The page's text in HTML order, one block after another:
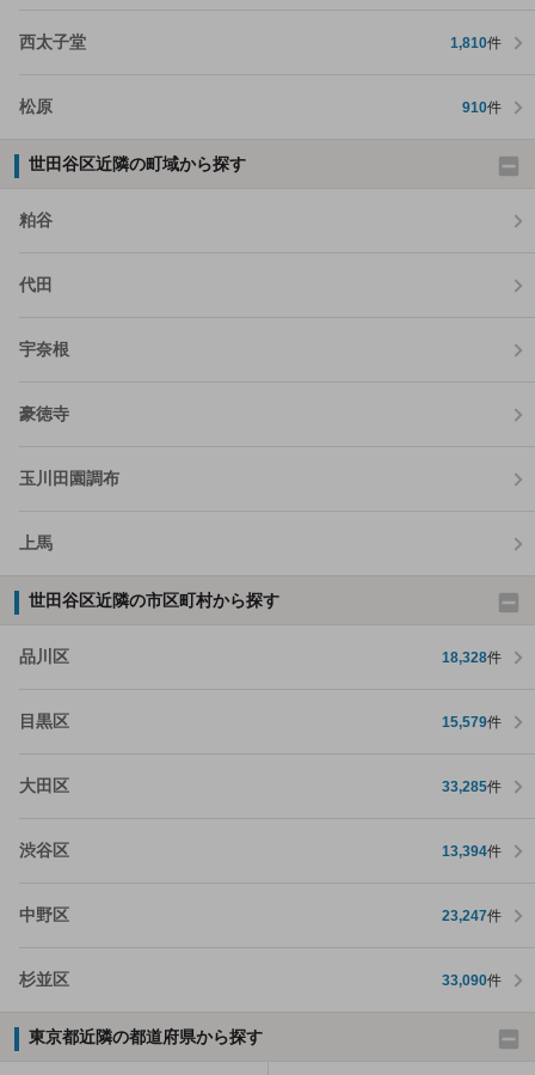
西太子堂 1,810件
松原 910件
世田谷区近隣の町域から探す
粕谷
代田
宇奈根
豪徳寺
玉川田園調布
上馬
世田谷区近隣の市区町村から探す
品川区 18,328件
目黒区 15,579件
大田区 33,285件
渋谷区 13,394件
中野区 23,247件
杉並区 33,090件
東京都近隣の都道府県から探す